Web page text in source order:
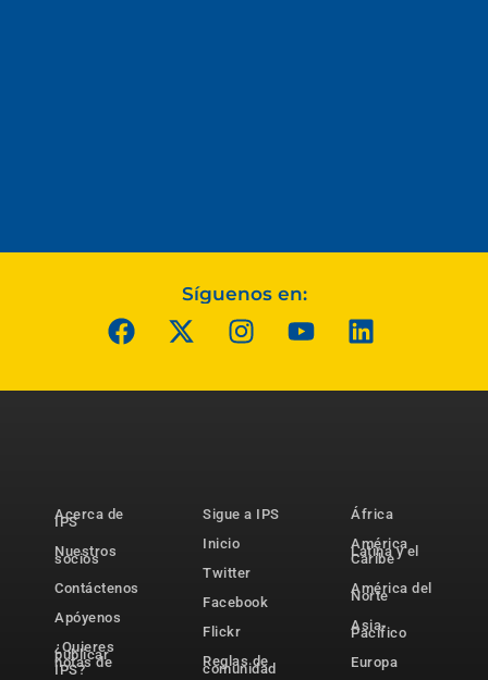
Síguenos en:
Acerca de
IPS
Nuestros
socios
Contáctenos
Apóyenos
¿Quieres
publicar
notas de
IPS?
Sigue a IPS
Inicio
Twitter
Facebook
Flickr
Reglas de
comunidad
África
América
Latina y el
Caribe
América del
Norte
Asia-
Pacífico
Europa